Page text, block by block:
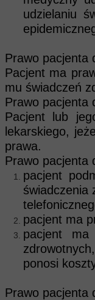
udzielaniu
Prawo pacjenta
Pacjent ma
mu świadczeń
Prawo pacjenta
Pacjent lub
lekarskiego,
prawa.
Prawo pacjenta
pacjent
świadczenia
pacjent ma
pacjent ma
ponosi
Prawo pacjenta